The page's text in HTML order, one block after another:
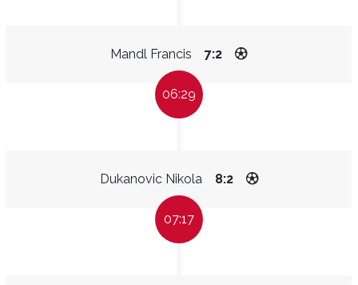
Mandl Francis 7:2
06:29
Dukanovic Nikola 8:2
07:17